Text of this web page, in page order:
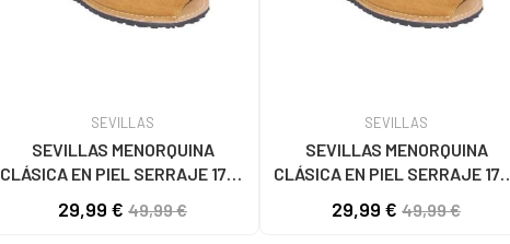
SEVILLAS
SEVILLAS MENORQUINA
CLÁSICA EN PIEL SERRAJE 1778
29,99 € 49,99 €
SEVILLAS
SEVILLAS MENORQUINA
CLÁSICA EN PIEL SERRAJE 1778
29,99 € 49,99 €